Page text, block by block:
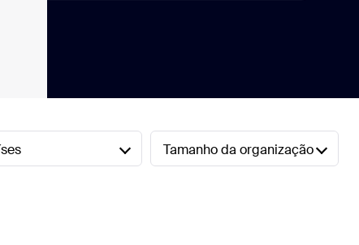
Tamanho da organização